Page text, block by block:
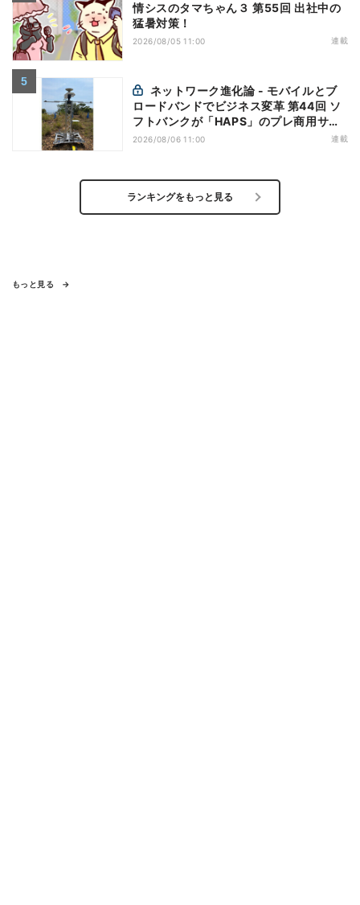
情シスのタマちゃん３ 第55回 出社中の
猛暑対策！
2026/08/05 11:00 連載
ロードバンドでビジネス変革 第44回 ソ
フトバンクが「HAPS」のプレ商用サー
ビス開始を表明、本格的な商用展開のめ
2026/08/06 11:00 連載
ランキングをもっと見る
もっと見る